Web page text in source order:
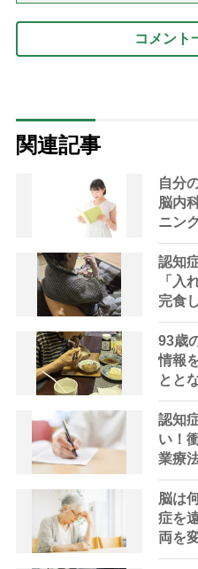
コメント
関連記事
自分
脳内
ニン
認知
「入
完食
た理
93歳
情報
とと
ため
左往
認知
い！
業療
脳は
症を
両を
も脳